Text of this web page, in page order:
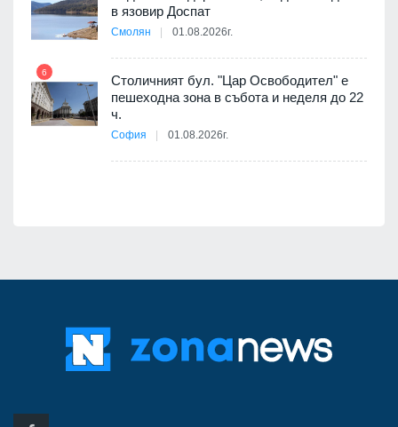
в язовир Доспат
Смолян 01.08.2026г.
6
Столичният бул. "Цар Освободител" е
пешеходна зона в събота и неделя до 22
ч.
София 01.08.2026г.